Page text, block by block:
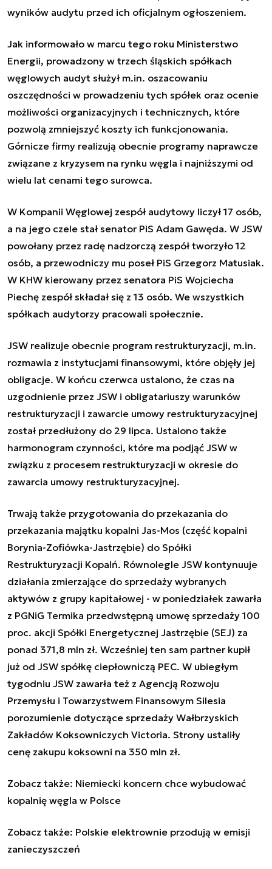
wyników audytu przed ich oficjalnym ogłoszeniem.
Jak informowało w marcu tego roku Ministerstwo
Energii, prowadzony w trzech śląskich spółkach
węglowych audyt służył m.in. oszacowaniu
oszczędności w prowadzeniu tych spółek oraz ocenie
możliwości organizacyjnych i technicznych, które
pozwolą zmniejszyć koszty ich funkcjonowania.
Górnicze firmy realizują obecnie programy naprawcze
związane z kryzysem na rynku węgla i najniższymi od
wielu lat cenami tego surowca.
W Kompanii Węglowej zespół audytowy liczył 17 osób,
a na jego czele stał senator PiS Adam Gawęda. W JSW
powołany przez radę nadzorczą zespół tworzyło 12
osób, a przewodniczy mu poseł PiS Grzegorz Matusiak.
W KHW kierowany przez senatora PiS Wojciecha
Piechę zespół składał się z 13 osób. We wszystkich
spółkach audytorzy pracowali społecznie.
JSW realizuje obecnie program restrukturyzacji, m.in.
rozmawia z instytucjami finansowymi, które objęły jej
obligacje. W końcu czerwca ustalono, że czas na
uzgodnienie przez JSW i obligatariuszy warunków
restrukturyzacji i zawarcie umowy restrukturyzacyjnej
został przedłużony do 29 lipca. Ustalono także
harmonogram czynności, które ma podjąć JSW w
związku z procesem restrukturyzacji w okresie do
zawarcia umowy restrukturyzacyjnej.
Trwają także przygotowania do przekazania do
przekazania majątku kopalni Jas-Mos (część kopalni
Borynia-Zofiówka-Jastrzębie) do Spółki
Restrukturyzacji Kopalń. Równolegle JSW kontynuuje
działania zmierzające do sprzedaży wybranych
aktywów z grupy kapitałowej - w poniedziałek zawarła
z PGNiG Termika przedwstępną umowę sprzedaży 100
proc. akcji Spółki Energetycznej Jastrzębie (SEJ) za
ponad 371,8 mln zł. Wcześniej ten sam partner kupił
już od JSW spółkę ciepłowniczą PEC. W ubiegłym
tygodniu JSW zawarła też z Agencją Rozwoju
Przemysłu i Towarzystwem Finansowym Silesia
porozumienie dotyczące sprzedaży Wałbrzyskich
Zakładów Koksowniczych Victoria. Strony ustaliły
cenę zakupu koksowni na 350 mln zł.
Zobacz także: Niemiecki koncern chce wybudować
kopalnię węgla w Polsce
Zobacz także: Polskie elektrownie przodują w emisji
zanieczyszczeń